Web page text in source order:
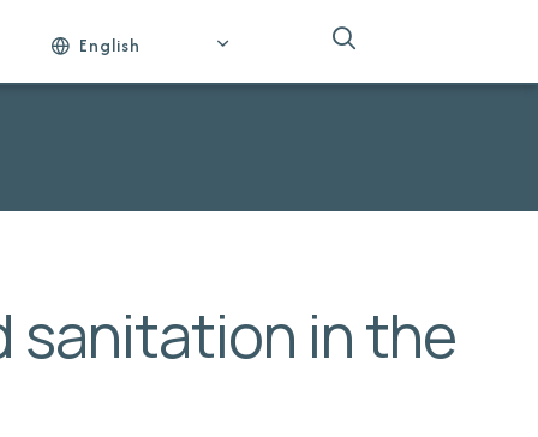
English
sanitation in the